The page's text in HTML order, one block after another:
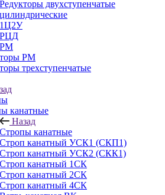
Редукторы двухступенчатые
цилиндрические
1Ц2У
РЦД
РМ
РМ
трехступенчатые
канатные
Назад
Стропы канатные
Строп канатный УСК1 (СКП1)
Строп канатный УСК2 (СКК1)
Строп канатный 1СК
Строп канатный 2СК
Строп канатный 4СК